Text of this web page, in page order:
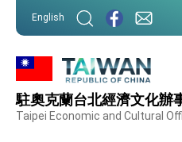
English
駐奧克蘭台北經濟文化辦
Taipei Economic and Cultural
外交部重要言論
我國政府將在美國